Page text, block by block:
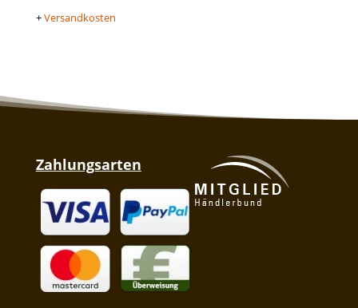
+Versandkosten
Zahlungsarten